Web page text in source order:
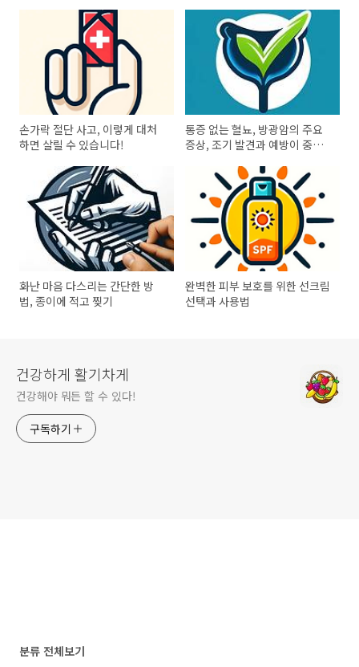
손가락 절단 사고, 이렇게 대처
하면 살릴 수 있습니다!
통증 없는 혈뇨, 방광암의 주요
증상, 조기 발견과 예방이 중요
화난 마음 다스리는 간단한 방
법, 종이에 적고 찢기
완벽한 피부 보호를 위한 선크림
선택과 사용법
건강하게 활기차게
건강해야 뭐든 할 수 있다!
구독하기
분류 전체보기